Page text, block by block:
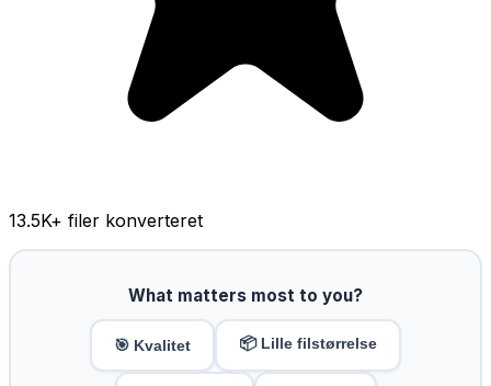
13.5K+ filer konverteret
What matters most to you?
🎯 Kvalitet 📦 Lille filstørrelse